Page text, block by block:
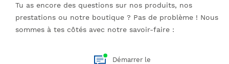
Tu as encore des questions sur nos produits, nos
prestations ou notre boutique ? Pas de problème ! Nous
sommes à tes côtés avec notre savoir-faire :
Démarrer le